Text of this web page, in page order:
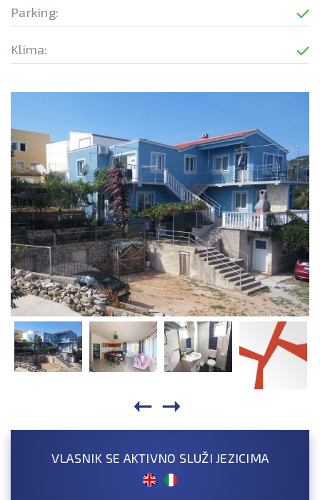
Parking:
Klima:
VLASNIK SE AKTIVNO SLUŽI JEZICIMA